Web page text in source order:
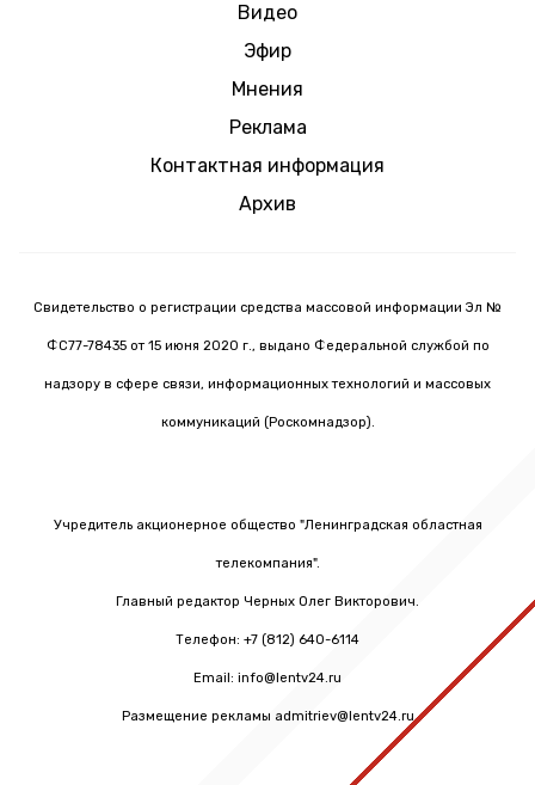
Видео
Эфир
Мнения
Реклама
Контактная информация
Архив
Свидетельство о регистрации средства массовой информации Эл №
ФС77-78435 от 15 июня 2020 г., выдано Федеральной службой по
надзору в сфере связи, информационных технологий и массовых
коммуникаций (Роскомнадзор).
Учредитель акционерное общество "Ленинградская областная
телекомпания".
Главный редактор Черных Олег Викторович.
Телефон: +7 (812) 640-6114
Email: info@lentv24.ru
Размещение рекламы admitriev@lentv24.ru